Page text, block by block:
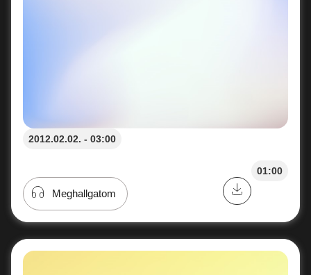
2012.02.02. - 03:00
01:00
Meghallgatom